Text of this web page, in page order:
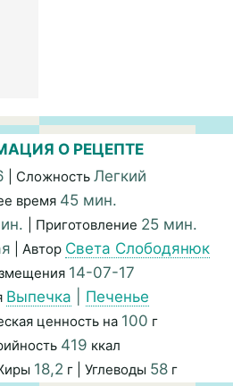
О РЕЦЕПТЕ
| Сложность Легкий
время 45 мин.
| Приготовление 25 мин.
| Автор Света Слободянюк
14-07-17
Выпечка Печенье
ценность на 100 г
419 ккал
18,2 г | Углеводы 58 г